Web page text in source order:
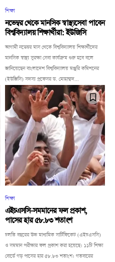
শিক্ষা
নভেম্বর থেকে মানসিক স্বাস্থ্যসেবা পাবেন
বিশ্ববিদ্যালয় শিক্ষার্থীরা: ইউজিসি
আগামী নভেম্বর মাস থেকে বিশ্ববিদ্যালয় শিক্ষার্থীদের
মানসিক স্বাস্থ্য সুরক্ষা সেবা কার্যক্রম শুরু হবে বলে
জানিয়েছেন বাংলাদেশ বিশ্ববিদ্যালয় মঞ্জুরি কমিশনের
(ইউজিসি) সদস্য প্রফেসর ড. মোহাম্মদ...
শিক্ষা
এইচএসসি-সমমানের ফল প্রকাশ,
পাসের হার ৫৮.৮৩ শতাংশ
চলতি বছরের উচ্চ মাধ্যমিক সার্টিফিকেট (এইচএসসি)
ও সমমান পরীক্ষার ফল প্রকাশ করা হয়েছে। ১১টি শিক্ষা
বোর্ডে গড় পাসের হার ৫৮.৮৩ শতাংশ। গতবারের